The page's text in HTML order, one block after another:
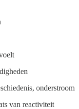
onderstroom
van reactiviteit